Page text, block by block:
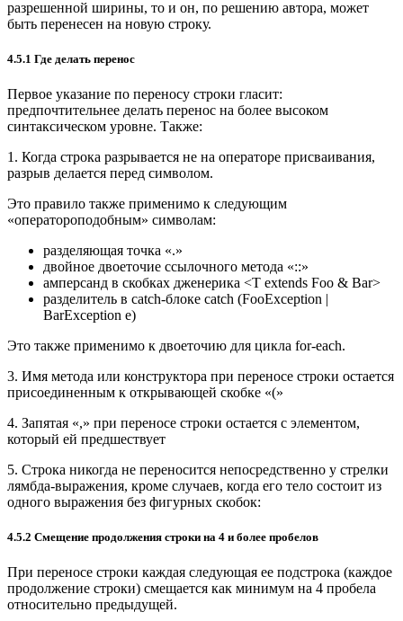
разрешенной ширины, то и он, по решению автора, может
быть перенесен на новую строку.
4.5.1 Где делать перенос
Первое указание по переносу строки гласит:
предпочтительнее делать перенос на более высоком
синтаксическом уровне. Также:
1. Когда строка разрывается не на операторе присваивания,
разрыв делается перед символом.
Это правило также применимо к следующим
«оператороподобным» символам:
разделяющая точка «.»
двойное двоеточие ссылочного метода «::»
амперсанд в скобках дженерика <T extends Foo & Bar>
разделитель в catch-блоке catch (FooException |
BarException e)
Это также применимо к двоеточию для цикла for-each.
3. Имя метода или конструктора при переносе строки остается
присоединенным к открывающей скобке «(»
4. Запятая «,» при переносе строки остается с элементом,
который ей предшествует
5. Строка никогда не переносится непосредственно у стрелки
лямбда-выражения, кроме случаев, когда его тело состоит из
одного выражения без фигурных скобок:
4.5.2 Смещение продолжения строки на 4 и более пробелов
При переносе строки каждая следующая ее подстрока (каждое
продолжение строки) смещается как минимум на 4 пробела
относительно предыдущей.